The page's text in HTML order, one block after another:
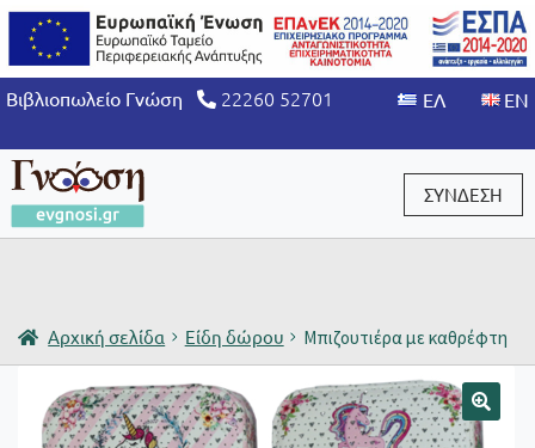
Βιβλιοπωλείο Γνώση 22260 52701
ΣΥΝΔΕΣΗ
Αρχική σελίδα Είδη δώρου Μπιζουτιέρα με καθρέφτη
🔍